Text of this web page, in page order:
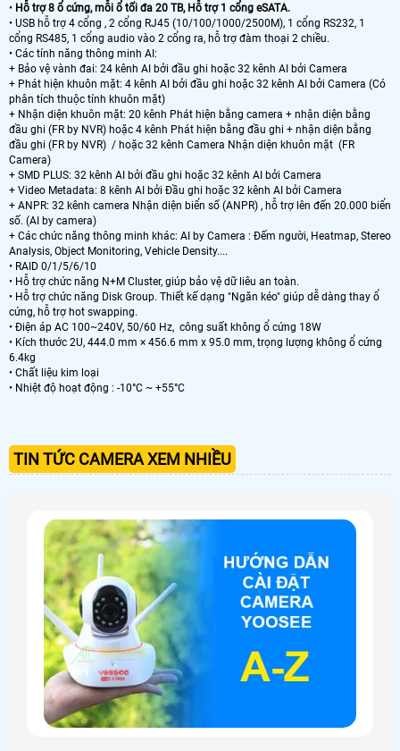
• Hỗ trợ 8 ổ cứng, mỗi ổ tối đa 20 TB, Hỗ trợ 1 cổng eSATA.
• USB hỗ trợ 4 cổng , 2 cổng RJ45 (10/100/1000/2500M), 1 cổng RS232, 1
cổng RS485, 1 cổng audio vào 2 cổng ra, hỗ trợ đàm thoại 2 chiều.
• Các tính năng thông minh AI:
+ Bảo vệ vành đai: 24 kênh AI bởi đầu ghi hoặc 32 kênh AI bởi Camera
+ Phát hiện khuôn mặt: 4 kênh AI bởi đầu ghi hoặc 32 kênh AI bởi Camera (Có
phân tích thuộc tính khuôn mặt)
+ Nhận diện khuôn mặt: 20 kênh Phát hiện bằng camera + nhận diện bằng
đầu ghi (FR by NVR) hoặc 4 kênh Phát hiện bằng đầu ghi + nhận diện bằng
đầu ghi (FR by NVR) / hoặc 32 kênh Camera Nhận diện khuôn mặt (FR
Camera)
+ SMD PLUS: 32 kênh AI bởi đầu ghi hoặc 32 kênh AI bởi Camera
+ Video Metadata: 8 kênh AI bởi Đầu ghi hoặc 32 kênh AI bởi Camera
+ ANPR: 32 kênh camera Nhận diện biển số (ANPR) , hỗ trợ lên đến 20.000 biển
số. (AI by camera)
+ Các chức năng thông minh khác: AI by Camera : Đếm người, Heatmap, Stereo
Analysis, Object Monitoring, Vehicle Density....
• RAID 0/1/5/6/10
• Hỗ trợ chức năng N+M Cluster, giúp bảo vệ dữ liêu an toàn.
• Hỗ trợ chức năng Disk Group. Thiết kế dạng "Ngăn kéo" giúp dễ dàng thay ổ
cứng, hỗ trợ hot swapping.
• Điện áp AC 100~240V, 50/60 Hz, công suất không ổ cứng 18W
• Kích thước 2U, 444.0 mm × 456.6 mm x 95.0 mm, trọng lượng không ổ cứng
6.4kg
• Chất liệu kim loại
• Nhiệt độ hoạt động : -10°C ~ +55°C
TIN TỨC CAMERA XEM NHIỀU